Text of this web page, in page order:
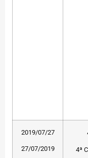
2019/07/27
27/07/2019 4ª